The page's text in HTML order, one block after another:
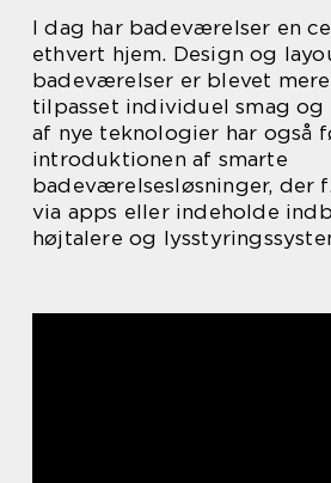
I dag har badeværelser en
ethvert hjem. Design og
badeværelser er blevet
tilpasset individuel smag
af nye teknologier har også
introduktionen af smarte
badeværelsesløsninger, der
via apps eller indeholde
højtalere og